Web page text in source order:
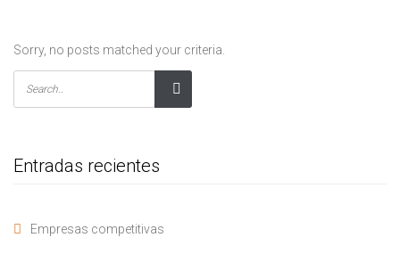
Sorry, no posts matched your criteria.
Entradas recientes
Empresas competitivas